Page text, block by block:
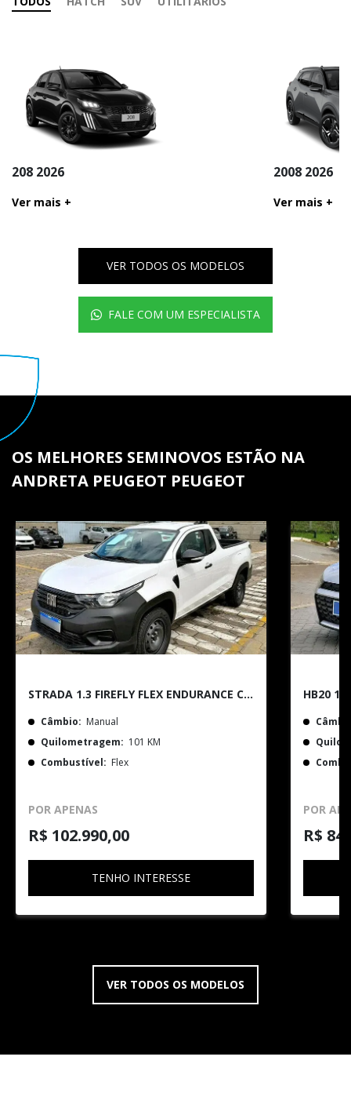
208 2026
Ver mais +
2008 2026
Ver mais +
VER TODOS OS MODELOS
FALE COM UM ESPECIALISTA
OS MELHORES SEMINOVOS ESTÃO NA
ANDRETA PEUGEOT PEUGEOT
STRADA 1.3 FIREFLY FLEX ENDURANCE CS MANUAL
Câmbio: Manual
Quilometragem: 101 KM
Combustível: Flex
POR APENAS
R$ 102.990,00
TENHO INTERESSE
POR
R$
VER TODOS OS MODELOS